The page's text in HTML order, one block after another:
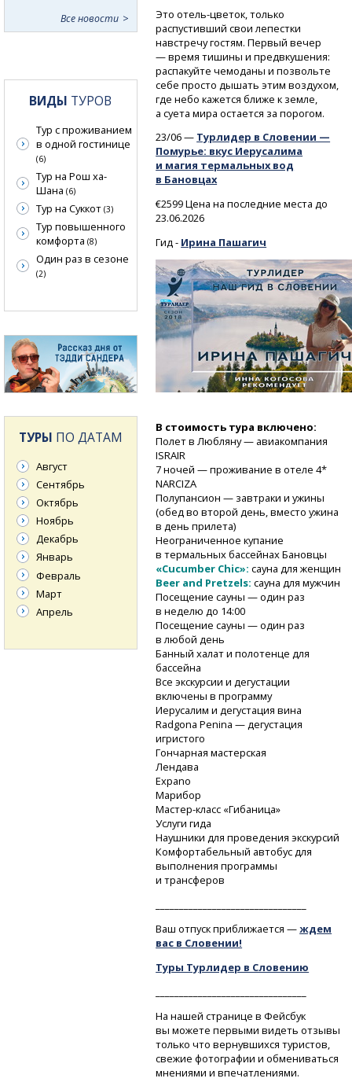
Этоотель-цветок, только
распустивший свои лепестки
навстречу гостям. Первый вечер
— время тишины и предвкушения:
распакуйте чемоданы и позвольте
себе просто дышать этим воздухом,
где небо кажется ближе к земле,
а суета мира остается за порогом.
23/06 — Турлидер в Словении —
Помурье: вкус Иерусалима
и магия термальных вод
в Бановцах
€2599 Цена на последние места до
23.06.2026
Гид - Ирина Пашагич
В стоимость тура включено:
Полет в Любляну — авиакомпания
ISRAIR
7 ночей — проживание в отеле 4*
NARCIZA
Полупансион — завтраки и ужины
(обед во второй день, вместо ужина
в день прилета)
Неограниченное купание
в термальных бассейнах Бановцы
«Cucumber Chic»: сауна для женщин
Beer and Pretzels: сауна для мужчин
Посещение сауны — один раз
в неделю до 14:00
Посещение сауны — один раз
в любой день
Банный халат и полотенце для
бассейна
Все экскурсии и дегустации
включены в программу
Иерусалим и дегустация вина
Radgona Penina — дегустация
игристого
Гончарная мастерская
Лендава
Expano
Марибор
Мастер-класс «Гибаница»
Услуги гида
Наушники для проведения экскурсий
Комфортабельный автобус для
выполнения программы
и трансферов
Ваш отпуск приближается —ждем
вас в Словении!
Туры Турлидер в Словению
На нашей странице в Фейсбук
вы можете первыми видеть отзывы
только что вернувшихся туристов,
свежие фотографии и обмениваться
мнениями и впечатлениями.
Все новости
ВИДЫ ТУРОВ
Тур с проживанием
в одной гостинице
(6)
Тур на Рош ха-
Шана (6)
Тур на Суккот (3)
Тур повышенного
комфорта (8)
Один раз в сезоне
(2)
ТУРЫ ПО ДАТАМ
Август
Сентябрь
Октябрь
Ноябрь
Декабрь
Январь
Февраль
Март
Апрель